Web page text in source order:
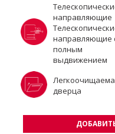
направляющие
направляющие
полным
выдвижением
дверца